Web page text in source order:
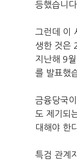
등했습니다.
그런데 이
생한 것은
지난해 9
를 발표했
금융당국
도 제기되
대해야 한
특검 관계